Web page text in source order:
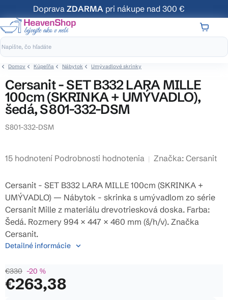
na
obsah
Doprava ZDARMA pri nákupe nad 300 €
Domov Kúpeľňa Nábytok Umývadlové skrinky
Cersanit - SET B332 LARA MILLE
100cm (SKRINKA + UMÝVADLO),
šedá, S801-332-DSM
S801-332-DSM
Priemerné
produktu
je
3,9
z
5
hviezdičiek.
15 hodnotení Podrobnosti hodnotenia Značka: Cersanit
€330 –20 %
€263,38
Cersanit - SET B332 LARA MILLE 100cm (SKRINKA +
UMÝVADLO) — Nábytok - skrinka s umývadlom zo série
Cersanit Mille z materiálu drevotriesková doska. Farba:
Šedá. Rozmery 994 × 447 × 460 mm (š/h/v). Značka
Cersanit.
Detailné informácie